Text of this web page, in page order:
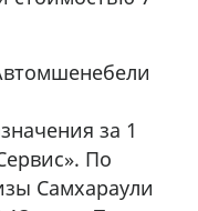
за 1
По
Самхараули